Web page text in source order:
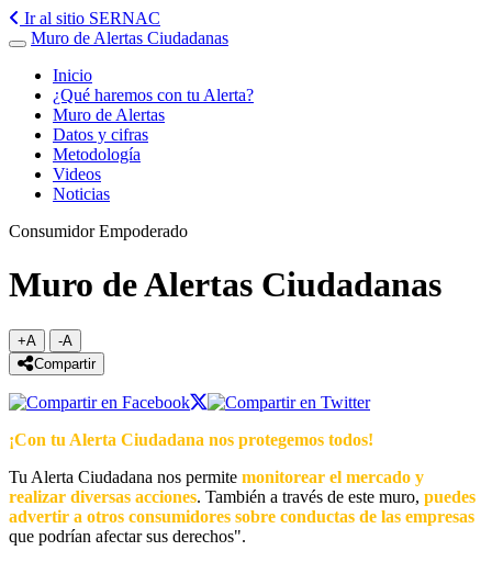
Ir al sitio SERNAC
Toggle navigation
Muro de Alertas Ciudadanas
Inicio
¿Qué haremos con tu Alerta?
Muro de Alertas
Datos y cifras
Metodología
Videos
Noticias
Consumidor Empoderado
Muro de Alertas Ciudadanas
+A
Agrandar texto
-A
Achicar texto
icono compartir
Compartir
¡Con tu Alerta Ciudadana nos protegemos todos!
Tu Alerta Ciudadana nos permite monitorear el mercado y
realizar diversas acciones. También a través de este muro, puedes
advertir a otros consumidores sobre conductas de las empresas
que podrían afectar sus derechos".